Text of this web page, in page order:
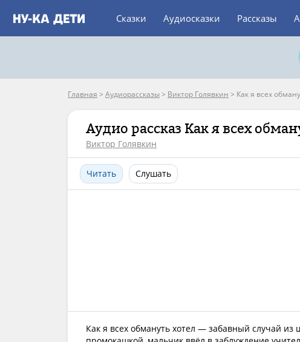
Сказки Аудиосказки Рассказы
Главная > Аудиорассказы > Виктор Голявкин > Как я всех
Аудио рассказ Как я всех
Виктор Голявкин
Читать Слушать
Как я всех обмануть хотел — забавный случай